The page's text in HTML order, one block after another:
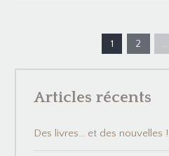
1 2 …
Articles récents
Des livres… et des nouvelles !